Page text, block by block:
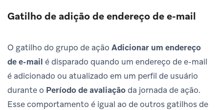
Gatilho de adição de endereço de e-mail
O gatilho do grupo de ação Adicionar um endereço
de e-mail é disparado quando um endereço de e-mail
é adicionado ou atualizado em um perfil de usuário
durante o Período de avaliaçãoda jornada de ação.
Esse comportamento é igual ao de outros gatilhos de